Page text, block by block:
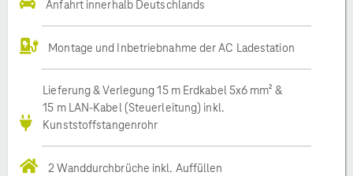
Anfahrt innerhalb Deutschlands
Montage und Inbetriebnahme der AC Ladestation
Lieferung & Verlegung 15 m Erdkabel 5x6 mm² &
15 m LAN-Kabel (Steuerleitung) inkl.
Kunststoffstangenrohr
2 Wanddurchbrüche inkl. Auffüllen